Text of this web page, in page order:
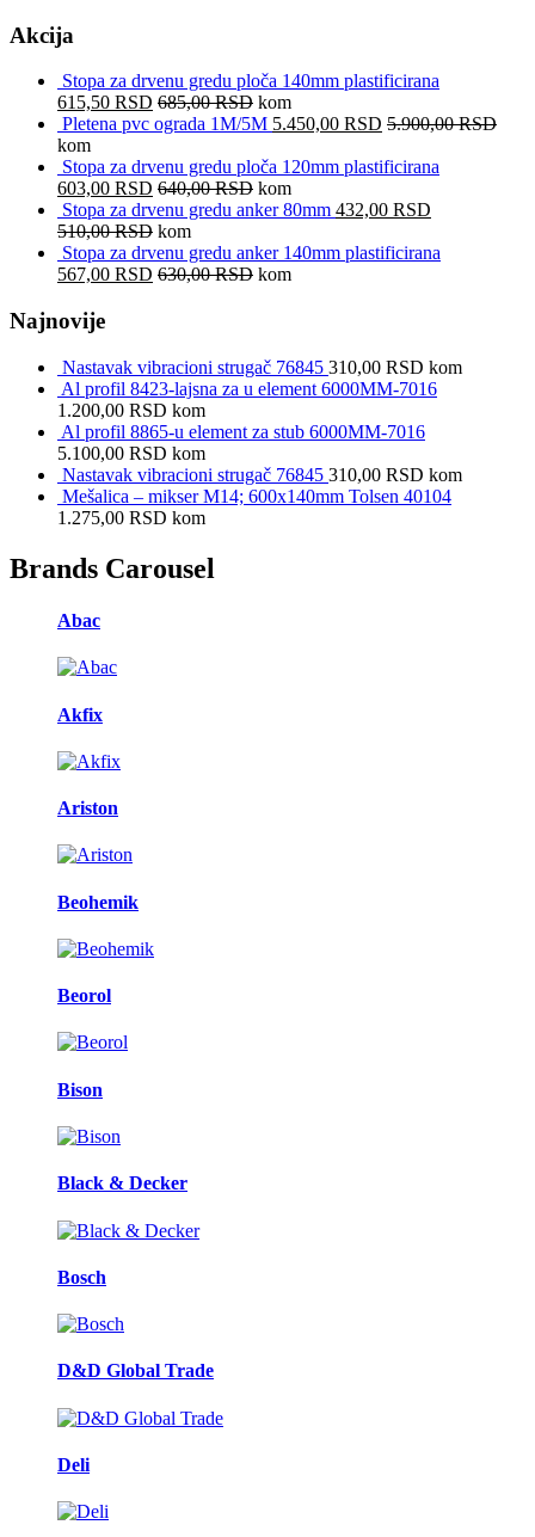
Akcija
Stopa za drvenu gredu ploča 140mm plastificirana
615,50 RSD 685,00RSD kom
Pletena pvc ograda 1M/5M 5.450,00 RSD 5.900,00RSD
kom
Stopa za drvenu gredu ploča 120mm plastificirana
603,00 RSD 640,00RSD kom
Stopa za drvenu gredu anker 80mm 432,00 RSD
510,00RSD kom
Stopa za drvenu gredu anker 140mm plastificirana
567,00 RSD 630,00RSD kom
Najnovije
Nastavak vibracioni strugač 76845 310,00 RSD kom
Al profil 8423-lajsna za u element 6000MM-7016
1.200,00 RSD kom
Al profil 8865-u element za stub 6000MM-7016
5.100,00 RSD kom
Nastavak vibracioni strugač 76845 310,00 RSD kom
Mešalica – mikser M14; 600x140mm Tolsen 40104
1.275,00 RSD kom
Brands Carousel
Abac
Akfix
Ariston
Beohemik
Beorol
Bison
Black & Decker
Bosch
D&D Global Trade
Deli